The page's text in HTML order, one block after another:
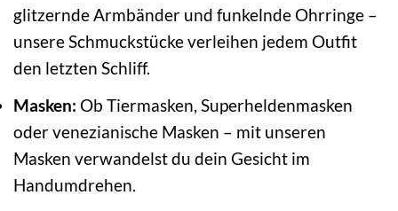
glitzernde Armbänder und funkelnde Ohrringe –
unsere Schmuckstücke verleihen jedem Outfit
den letzten Schliff.
Masken: Ob Tiermasken, Superheldenmasken
oder venezianische Masken – mit unseren
Masken verwandelst du dein Gesicht im
Handumdrehen.